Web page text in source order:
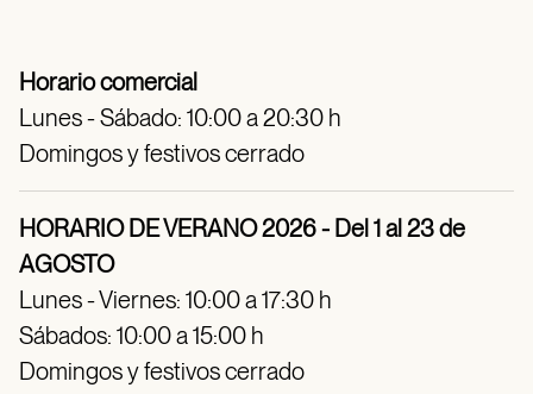
Horario comercial
Lunes - Sábado: 10:00 a 20:30 h
Domingos y festivos cerrado
HORARIO DE VERANO 2026 - Del 1 al 23 de
AGOSTO
Lunes - Viernes: 10:00 a 17:30 h
Sábados: 10:00 a 15:00 h
Domingos y festivos cerrado